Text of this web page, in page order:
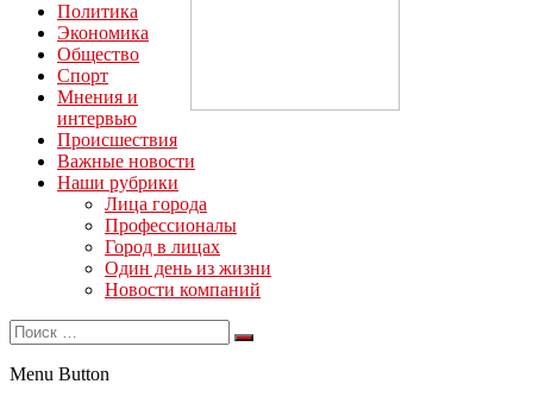
Политика
Экономика
Общество
Спорт
Мнения и
интервью
Происшествия
Важные новости
Наши рубрики
Лица города
Профессионалы
Город в лицах
Один день из жизни
Новости компаний
Menu Button